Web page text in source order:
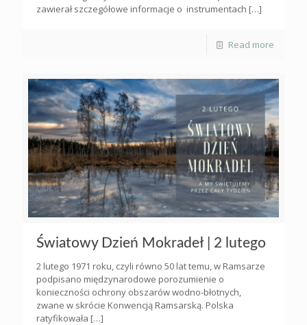
zawierał szczegółowe informacje o instrumentach […]
Read more
Światowy Dzień Mokradeł | 2 lutego
2 lutego 1971 roku, czyli równo 50 lat temu, w Ramsarze
podpisano międzynarodowe porozumienie o
konieczności ochrony obszarów wodno-błotnych,
zwane w skrócie Konwencją Ramsarską. Polska
ratyfikowała […]